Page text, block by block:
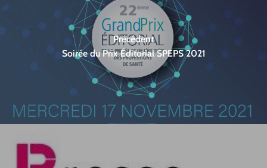
Précédent
Soirée du Prix Éditorial SPEPS 2021